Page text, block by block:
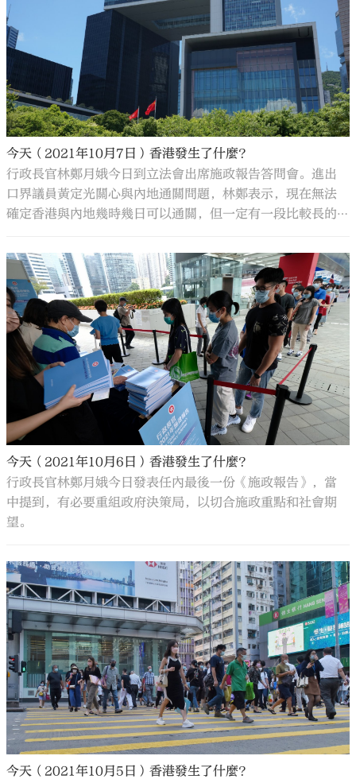
今天（2021年10月7日）香港發生了什麼？
行政長官林鄭月娥今日到立法會出席施政報告答問會。進出
口界議員黃定光關心與內地通關問題，林鄭表示，現在無法
確定香港與內地幾時幾日可以通關，但一定有一段比較長的
能一次過開放所有陸路口岸給所有人。至於配額的具體安
排，林鄭指要再與中央磋商，但會爭取盡量滿足最有需要的
人士。她說，或會先考慮處理有商業往來和恩恤需要的人
士。
今天（2021年10月6日）香港發生了什麼？
行政長官林鄭月娥今日發表任內最後一份《施政報告》，當
中提到，有必要重組政府決策局，以切合施政重點和社會期
望。
今天（2021年10月5日）香港發生了什麼？